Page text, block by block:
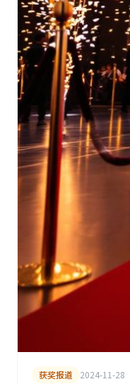
获奖报道 2024-11-28